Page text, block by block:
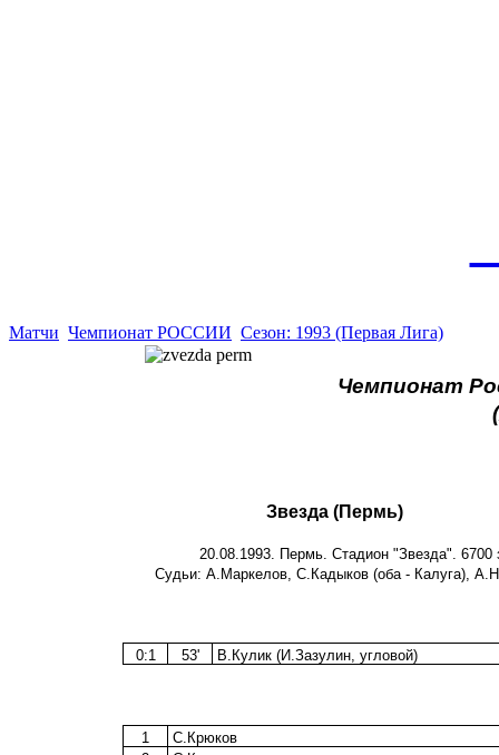
Матчи Чемпионат РОССИИ Сезон: 1993 (Первая Лига)
Чемпионат
Звезда (Пермь)
20.08.1993. Пермь. Стадион "Звезда". 6700
Судьи: А.Маркелов, С.Кадыков (оба - Калуга),
0:1 53' В.Кулик (И.Зазулин, угловой)
1
С.Крюков